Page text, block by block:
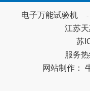
电子万能试验机 -
江苏
苏
服务
网站制作：